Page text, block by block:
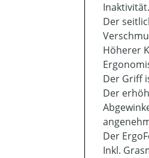
Inaktivität.
Der
Höherer
Der Griff
Der
Der
Inkl.